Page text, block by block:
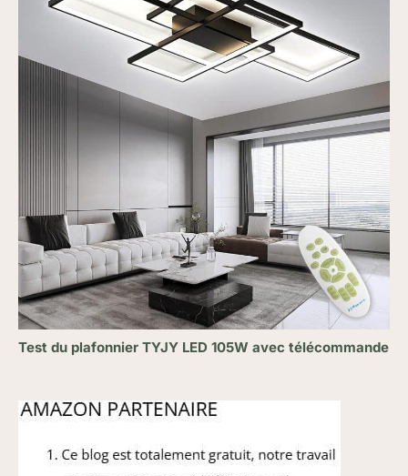
Test du plafonnier TYJY LED 105W avec télécommande